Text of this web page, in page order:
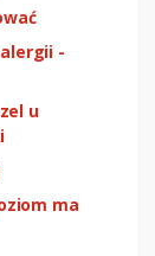
-
u
ma